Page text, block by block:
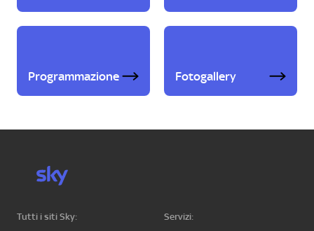
Programmazione Fotogallery
Tutti i siti Sky:
Servizi: